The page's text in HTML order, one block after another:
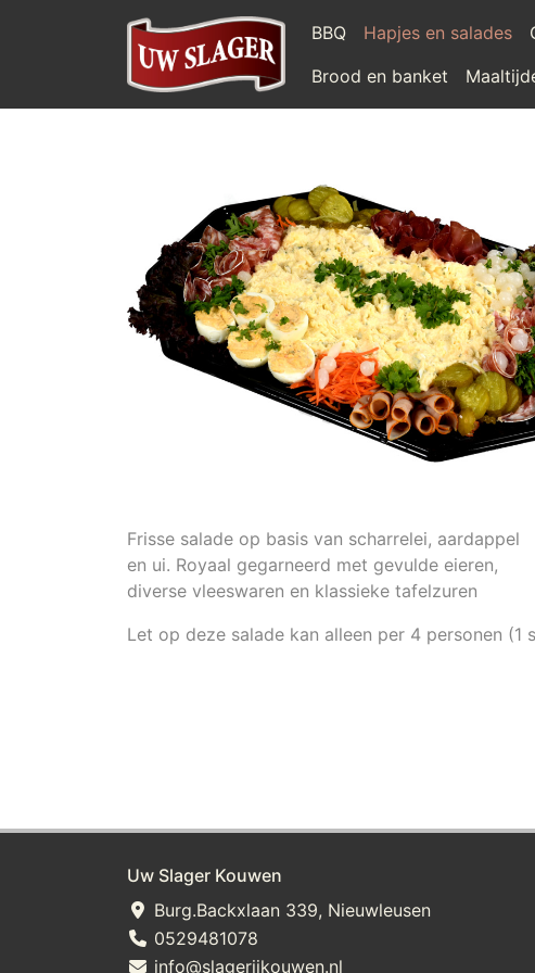
BBQ Hapjes en salades
Brood en banket
Frisse salade op basis van scharrelei, aardappel
en ui. Royaal gegarneerd met gevulde eieren,
diverse vleeswaren en klassieke tafelzuren
Let op deze salade kan alleen per 4 personen (1
Uw Slager Kouwen
Burg.Backxlaan 339, Nieuwleusen
0529481078
info@slagerijkouwen.nl